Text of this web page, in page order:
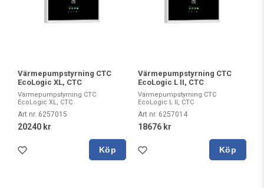
Värmepumpstyrning CTC
EcoLogic XL, CTC
Värmepumpstyrning CTC
EcoLogic XL, CTC
Art nr. 6257015
20240 kr
Köp
Värmepumpstyrning CTC
EcoLogic L II, CTC
Värmepumpstyrning CTC
EcoLogic L II, CTC
Art nr. 6257014
18676 kr
Köp